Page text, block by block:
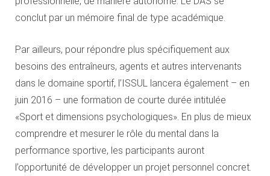
conclut par un mémoire final de type académique.
Par ailleurs, pour répondre plus spécifiquement aux
besoins des entraîneurs, agents et autres intervenants
dans le domaine sportif, l’ISSUL lancera également – en
juin 2016 – une formation de courte durée intitulée
«Sport et dimensions psychologiques». En plus de mieux
comprendre et mesurer le rôle du mental dans la
performance sportive, les participants auront
l’opportunité de développer un projet personnel concret.